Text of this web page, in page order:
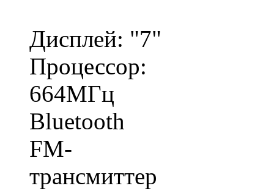
Дисплей: "7"
Процессор:
664МГц
Bluetooth
FM-
трансмиттер